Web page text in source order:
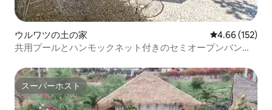
ウルワツの土の家 レビュー152
4.66 (152)
共用プールとハンモックネット付きのセミオープンバンガ
スーパーホスト
スーパーホスト